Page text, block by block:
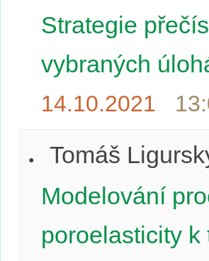
Strategie
vybraných
14.10.2021
Tomáš
Modelování
poroelasticity